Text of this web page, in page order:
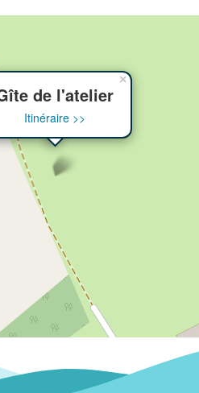
de l'atelier
Itinéraire >>
×